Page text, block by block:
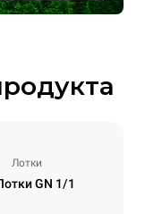
Лотки
GN 1/1